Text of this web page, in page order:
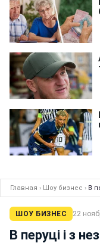
Главная › Шоу бизнес › В
ШОУ БИЗНЕС 22
В перуці і з